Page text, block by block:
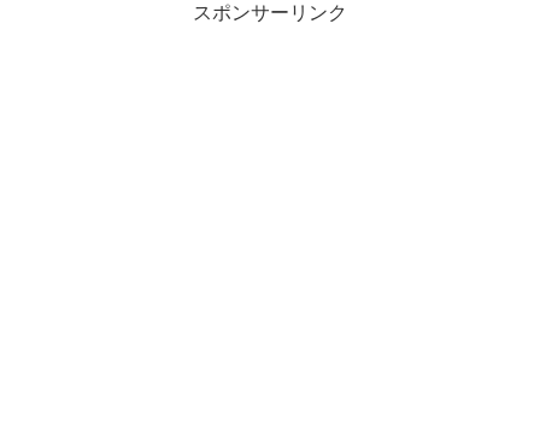
スポンサーリンク